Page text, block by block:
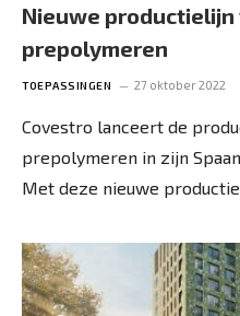
Nieuwe productielijn
prepolymeren
TOEPASSINGEN 27 oktober 2022
Covestro lanceert de
prepolymeren in zijn
Met deze nieuwe